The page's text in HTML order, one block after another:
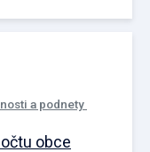
a podnety
obce